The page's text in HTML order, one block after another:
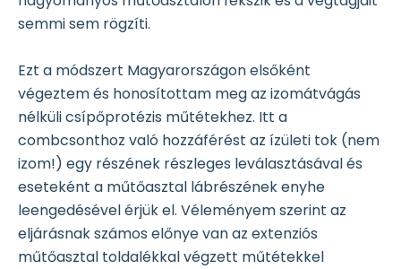
semmi sem rögzíti.
Ezt a módszert Magyarországon elsőként
végeztem és honosítottam meg az izomátvágás
nélküli csípőprotézis műtétekhez. Itt a
combcsonthoz való hozzáférést az ízületi tok (nem
izom!) egy részének részleges leválasztásával és
eseteként a műtőasztal lábrészének enyhe
leengedésével érjük el. Véleményem szerint az
eljárásnak számos előnye van az extenziós
műtőasztal toldalékkal végzett műtétekkel